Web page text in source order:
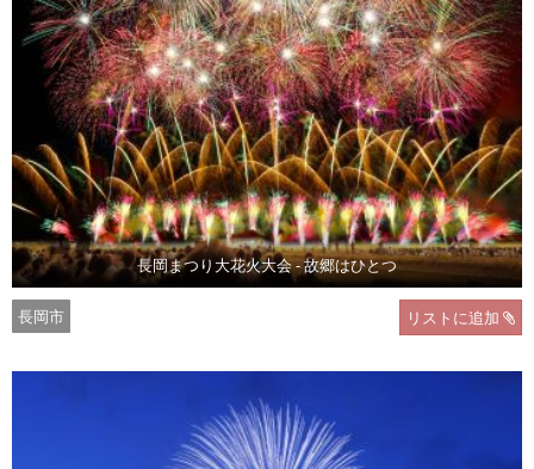
長岡まつり大花火大会 - 故郷はひとつ
長岡市 リストに追加